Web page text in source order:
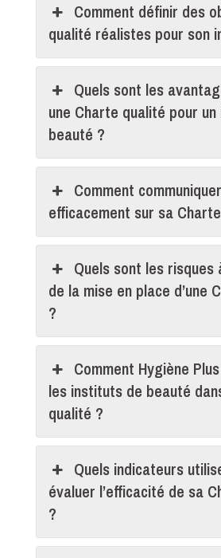
Comment définir des
qualité réalistes pour son
Quels sont les
une Charte qualité pour
beauté ?
Comment communiquer
efficacement sur sa
Quels sont les
de la mise en place d’une
?
Comment Hygiène
les instituts de beauté
qualité ?
Quels indicateurs
évaluer l’efficacité de sa
?